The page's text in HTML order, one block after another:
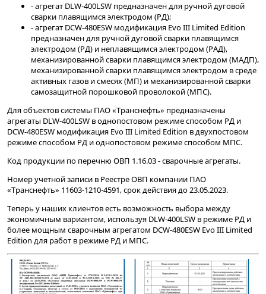
- агрегат DLW-400LSW предназначен для ручной дуговой
сварки плавящимся электродом (РД);
- агрегат DCW-480ESW модификация Evo III Limited Edition
предназначен для ручной дуговой сварки плавящимся
электродом (РД) и неплавящимся электродом (РАД),
механизированной сварки плавящимся электродом (МАДП),
механизированной сварки плавящимся электродом в среде
активных газов и смесях (МП) и механизированной сварки
самозащитной порошковой проволокой (МПС).
Для объектов системы ПАО «Транснефть» предназначены
агрегаты DLW-400LSW в однопостовом режиме способом РД и
DCW-480ESW модификация Evo III Limited Edition в двухпостовом
режиме способом РД и однопостовом режиме способом МПС.
Код продукции по перечню ОВП 1.16.03 - сварочные агрегаты.
Номер учетной записи в Реестре ОВП компании ПАО
«Транснефть» 11603-1210-4591, срок действия до 23.05.2023.
Теперь у наших клиентов есть возможность выбора между
экономичным вариантом, используя DLW-400LSW в режиме РД и
более мощным сварочным агрегатом DCW-480ESW Evo III Limited
Edition для работ в режиме РД и МПС.